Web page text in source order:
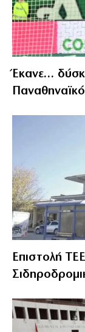
Έκανε…
Επιστολή